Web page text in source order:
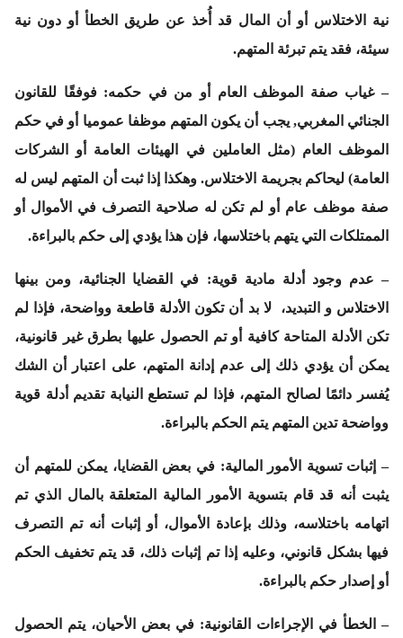
نية الاختلاس أو أن المال قد أُخذ عن طريق الخطأ أو دون نية
سيئة، فقد يتم تبرئة المتهم.
–غياب صفة الموظف العام أو من في حكمه: فوفقًا للقانون
الجنائي المغربي, يجب أن يكون المتهم موظفا عموميا أو في حكم
الموظف العام (مثل العاملين في الهيئات العامة أو الشركات
العامة) ليحاكم بجريمة الاختلاس. وهكذا إذا ثبت أن المتهم ليس له
صفة موظف عام أو لم تكن له صلاحية التصرف في الأموال أو
الممتلكات التي يتهم باختلاسها، فإن هذا يؤدي إلى حكم بالبراءة.
– عدم وجود أدلة مادية قوية: في القضايا الجنائية، ومن بينها
الاختلاس و التبديد، لا بد أن تكون الأدلة قاطعة وواضحة، فإذا لم
تكن الأدلة المتاحة كافية أو تم الحصول عليها بطرق غير قانونية،
يمكن أن يؤدي ذلك إلى عدم إدانة المتهم، على اعتبار أن الشك
يُفسر دائمًا لصالح المتهم، فإذا لم تستطع النيابة تقديم أدلة قوية
وواضحة تدين المتهم يتم الحكم بالبراءة.
– إثبات تسوية الأمور المالية: في بعض القضايا، يمكن للمتهم أن
يثبت أنه قد قام بتسوية الأمور المالية المتعلقة بالمال الذي تم
اتهامه باختلاسه، وذلك بإعادة الأموال، أو إثبات أنه تم التصرف
فيها بشكل قانوني، وعليه إذا تم إثبات ذلك، قد يتم تخفيف الحكم
أو إصدار حكم بالبراءة.
–الخطأ في الإجراءات القانونية: في بعض الأحيان، يتم الحصول